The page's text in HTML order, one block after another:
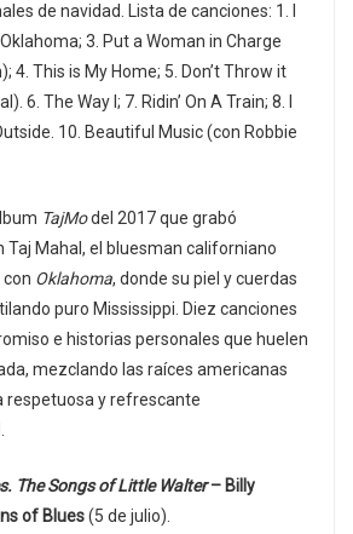
de navidad. Lista de canciones: 1. I
3. Put a Woman in Charge
4. This is My Home; 5. Don’t Throw it
6. The Way I; 7. Ridinʼ On A Train; 8. I
10. Beautiful Music (con Robbie
TajModel 2017 que grabó
Taj Mahal, el bluesman californiano
con Oklahoma, donde su piel y cuerdas
puro Mississippi. Diez canciones
e historias personales que huelen
mezclando las raíces americanas
respetuosa y refrescante
The Songs of Little Walter– Billy
of Blues(5 de julio).